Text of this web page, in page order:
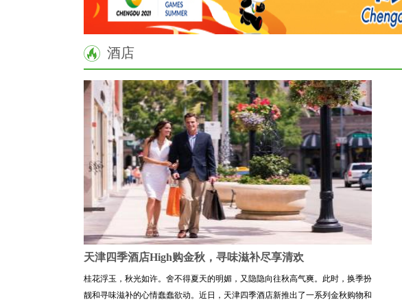
酒店
天津四季酒店High购金秋，寻味滋补尽享清欢
桂花浮玉，秋光如许。舍不得夏天的明媚，又隐隐向往秋高气爽。此时，换季扮
靓和寻味滋补的心情蠢蠢欲动。近日，天津四季酒店新推出了一系列金秋购物和